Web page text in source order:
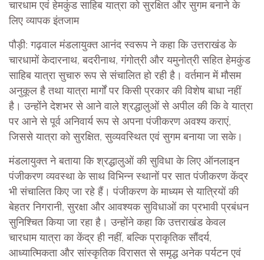
चारधाम एवं हेमकुंड साहिब यात्रा को सुरक्षित और सुगम बनाने के
लिए व्यापक इंतजाम
पौड़ी: गढ़वाल मंडलायुक्त आनंद स्वरूप ने कहा कि उत्तराखंड के
चारधामों केदारनाथ, बदरीनाथ, गंगोत्री और यमुनोत्री सहित हेमकुंड
साहिब यात्रा सुचारु रूप से संचालित हो रही है। वर्तमान में मौसम
अनुकूल है तथा यात्रा मार्गों पर किसी प्रकार की विशेष बाधा नहीं
है। उन्होंने देशभर से आने वाले श्रद्धालुओं से अपील की कि वे यात्रा
पर आने से पूर्व अनिवार्य रूप से अपना पंजीकरण अवश्य कराएं,
जिससे यात्रा को सुरक्षित, सुव्यवस्थित एवं सुगम बनाया जा सके।
मंडलायुक्त ने बताया कि श्रद्धालुओं की सुविधा के लिए ऑनलाइन
पंजीकरण व्यवस्था के साथ विभिन्न स्थानों पर सात पंजीकरण केंद्र
भी संचालित किए जा रहे हैं। पंजीकरण के माध्यम से यात्रियों की
बेहतर निगरानी, सुरक्षा और आवश्यक सुविधाओं का प्रभावी प्रबंधन
सुनिश्चित किया जा रहा है। उन्होंने कहा कि उत्तराखंड केवल
चारधाम यात्रा का केंद्र ही नहीं, बल्कि प्राकृतिक सौंदर्य,
आध्यात्मिकता और सांस्कृतिक विरासत से समृद्ध अनेक पर्यटन एवं